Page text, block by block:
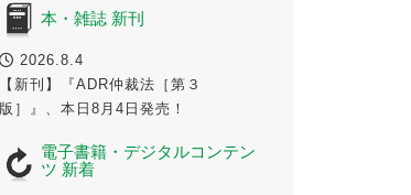
本・雑誌 新刊
2026.8.4
【新刊】『ADR仲裁法［第３
版］』、本日8月4日発売！
電子書籍・デジタルコンテン
ツ 新着